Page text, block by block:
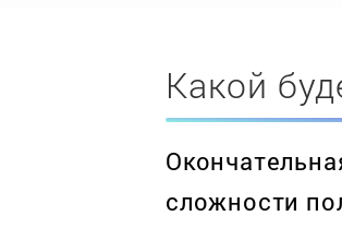
Какой
сложности